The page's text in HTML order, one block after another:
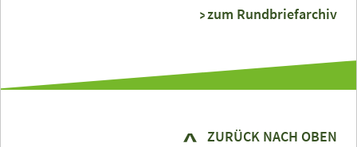
zum Rundbriefarchiv
ZURÜCK NACH OBEN